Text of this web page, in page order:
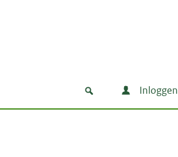
Inloggen